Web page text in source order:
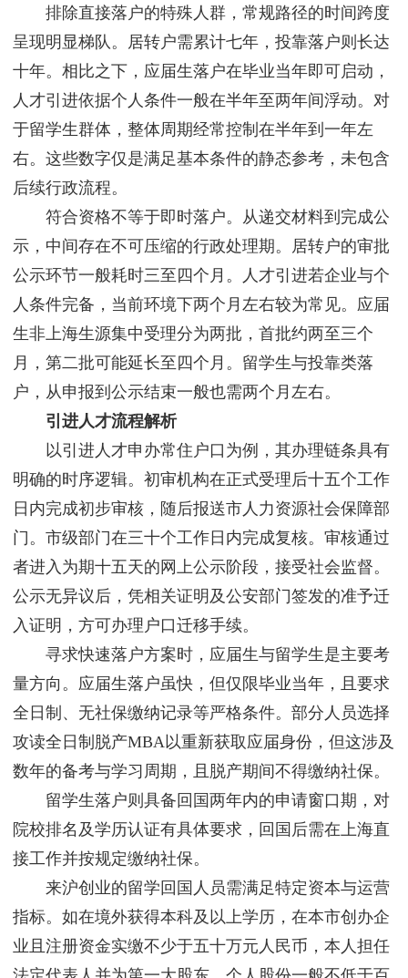
排除直接落户的特殊人群，常规路径的时间跨度
呈现明显梯队。居转户需累计七年，投靠落户则长达
十年。相比之下，应届生落户在毕业当年即可启动，
人才引进依据个人条件一般在半年至两年间浮动。对
于留学生群体，整体周期经常控制在半年到一年左
右。这些数字仅是满足基本条件的静态参考，未包含
后续行政流程。
符合资格不等于即时落户。从递交材料到完成公
示，中间存在不可压缩的行政处理期。居转户的审批
公示环节一般耗时三至四个月。人才引进若企业与个
人条件完备，当前环境下两个月左右较为常见。应届
生非上海生源集中受理分为两批，首批约两至三个
月，第二批可能延长至四个月。留学生与投靠类落
户，从申报到公示结束一般也需两个月左右。
引进人才流程解析
以引进人才申办常住户口为例，其办理链条具有
明确的时序逻辑。初审机构在正式受理后十五个工作
日内完成初步审核，随后报送市人力资源社会保障部
门。市级部门在三十个工作日内完成复核。审核通过
者进入为期十五天的网上公示阶段，接受社会监督。
公示无异议后，凭相关证明及公安部门签发的准予迁
入证明，方可办理户口迁移手续。
寻求快速落户方案时，应届生与留学生是主要考
量方向。应届生落户虽快，但仅限毕业当年，且要求
全日制、无社保缴纳记录等严格条件。部分人员选择
攻读全日制脱产MBA以重新获取应届身份，但这涉及
数年的备考与学习周期，且脱产期间不得缴纳社保。
留学生落户则具备回国两年内的申请窗口期，对
院校排名及学历认证有具体要求，回国后需在上海直
接工作并按规定缴纳社保。
来沪创业的留学回国人员需满足特定资本与运营
指标。如在境外获得本科及以上学历，在本市创办企
业且注册资金实缴不少于五十万元人民币，本人担任